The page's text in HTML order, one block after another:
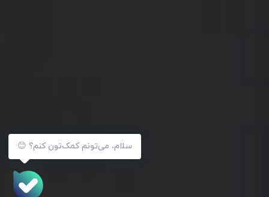
سلام، می‌تونم کمک‌تون کنم؟ 😊